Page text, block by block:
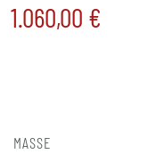
1.060,00 €
MASSE